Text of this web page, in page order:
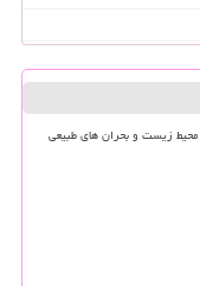
زیست و بحران های طبیعی